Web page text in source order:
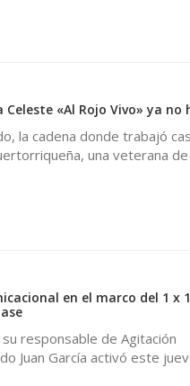
«Al Rojo Vivo» ya
la cadena donde trabajó
una veterana
en el marco del 1 x
responsable de Agitación
Juan García activó este